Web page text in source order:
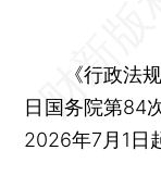
《行政法规
日国务院第84
2026年7月1日